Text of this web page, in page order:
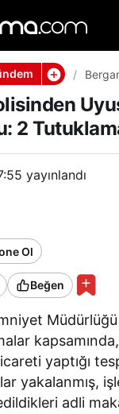
2
2
yayınlandı
Ol
Beğen
yaptığı
yakalanmış,
adli